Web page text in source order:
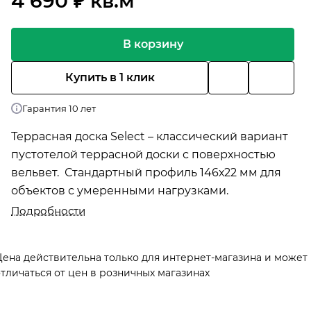
В корзину
Купить в 1 клик
Гарантия 10 лет
Террасная доска Select – классический вариант
пустотелой террасной доски с поверхностью
вельвет. Стандартный профиль 146х22 мм для
объектов с умеренными нагрузками.
Подробности
действительна только для интернет-магазина и может
от цен в розничных магазинах